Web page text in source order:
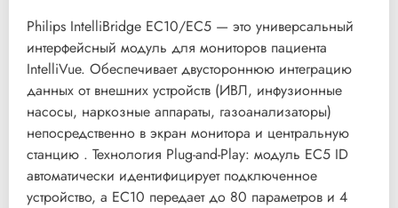
Philips IntelliBridge EC10/EC5 — это универсальный
интерфейсный модуль для мониторов пациента
IntelliVue. Обеспечивает двустороннюю интеграцию
данных от внешних устройств (ИВЛ, инфузионные
насосы, наркозные аппараты, газоанализаторы)
непосредственно в экран монитора и центральную
станцию . Технология Plug-and-Play: модуль EC5 ID
автоматически идентифицирует подключенное
устройство, а EC10 передает до 80 параметров и 4